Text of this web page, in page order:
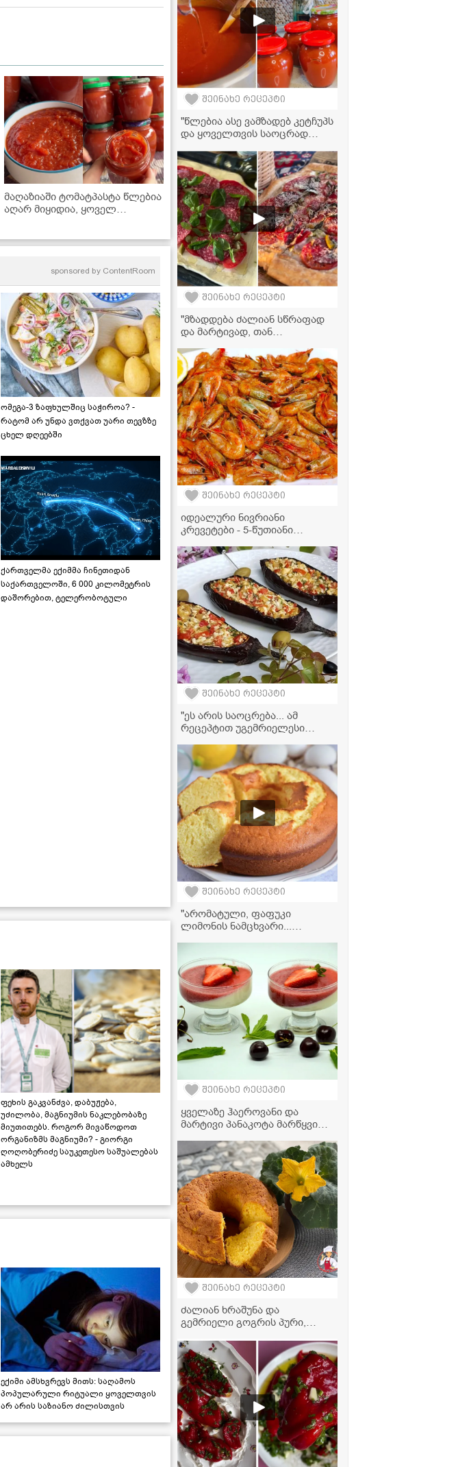
მაღაზიაში ტომატპასტა წლებია
აღარ მიყიდია, ყოველ
რეცეპტი
sponsored by ContentRoom
ომეგა-3 ზაფხულშიც საჭიროა? -
რატომ არ უნდა ვთქვათ უარი თევზზე
ცხელ დღეებში
ქართველმა ექიმმა ჩინეთიდან
საქართველოში, 6 000 კილომეტრის
დაშორებით, ტელერობოტული
ფეხის გაკვანძვა, დაბუჟება,
უძილობა, მაგნიუმის ნაკლებობაზე
მიუთითებს. როგორ მივაწოდოთ
ორგანიზმს მაგნიუმი? - გიორგი
ღოღობერიძე საუკეთესო საშუალებას
ამხელს
ექიმი ამსხვრევს მითს: საღამოს
პოპულარული რიტუალი ყოველთვის
არ არის საზიანო ძილისთვის
შეინახე რეცეპტი
"წლებია ასე ვამზადებ კეტჩუპს
და ყოველთვის საოცრად
კეტჩუპის მომზადების
ვიდეორეცეპტი
შეინახე რეცეპტი
"მზადდება ძალიან სწრაფად
და მარტივად, თან
ვიდეორეცეპტი
შეინახე რეცეპტი
იდეალური ნივრიანი
კრევეტები - 5-წუთიანი
სახლში!
შეინახე რეცეპტი
"ეს არის საოცრება... ამ
რეცეპტით უგემრიელესი
ფეტათი
შეინახე რეცეპტი
"არომატული, ფაფუკი
ლიმონის ნამცხვარი...
ვიდეორეცეპტი
შეინახე რეცეპტი
ყველაზე ჰაეროვანი და
მარტივი პანაკოტა მარწყვით -
დესერტი!
შეინახე რეცეპტი
ძალიან ხრაშუნა და
გემრიელი გოგრის პური,
კარაქთან ერთად
მისართმევად